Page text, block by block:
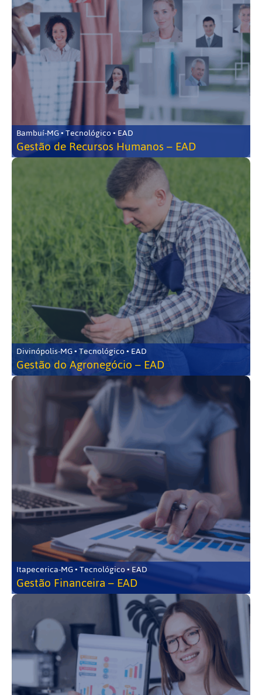
Bambuí-MG • Tecnológico • EAD
Gestão de Recursos Humanos – EAD
Divinópolis-MG • Tecnológico • EAD
Gestão do Agronegócio – EAD
Itapecerica-MG • Tecnológico • EAD
Gestão Financeira – EAD